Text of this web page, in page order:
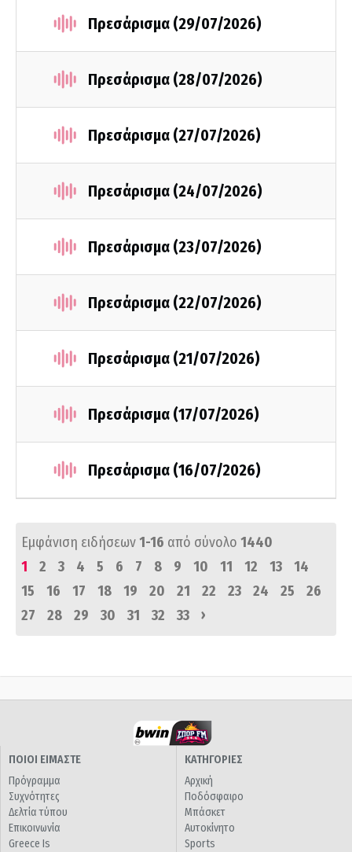
Πρεσάρισμα (29/07/2026)
Πρεσάρισμα (28/07/2026)
Πρεσάρισμα (27/07/2026)
Πρεσάρισμα (24/07/2026)
Πρεσάρισμα (23/07/2026)
Πρεσάρισμα (22/07/2026)
Πρεσάρισμα (21/07/2026)
Πρεσάρισμα (17/07/2026)
Πρεσάρισμα (16/07/2026)
Εμφάνιση ειδήσεων1-16 από σύνολο 1440
1
2 3 4 5 6 7 8 9 10 11 12 13
14
15
16 17 18 19 20 21 22 23 24 25
26
27
28 29 30 31 32 33 ›
ΠΟΙΟΙ ΕΙΜΑΣΤΕ
Πρόγραμμα
Συχνότητες
Δελτία τύπου
Επικοινωνία
Greece Is
ΚΑΤΗΓΟΡΙΕΣ
Αρχική
Ποδόσφαιρο
Μπάσκετ
Αυτοκίνητο
Sports